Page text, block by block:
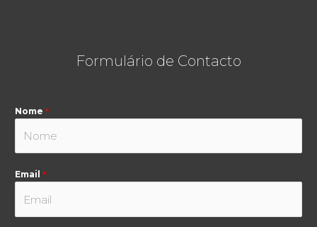
Formulário de Contacto
Nome *
Email *